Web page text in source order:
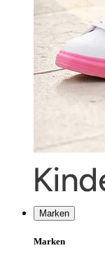
Marken
Marken